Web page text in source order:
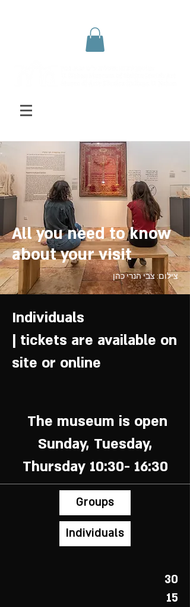
All you need to know
about your visit
צילום: צבי הנרי כהן
Individuals
| tickets are available on
site or online
The museum is open
Sunday, Tuesday,
Thursday 10:30- 16:30
Groups
Individuals
30
15